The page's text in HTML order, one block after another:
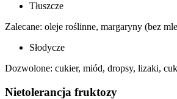
Tłuszcze
Zalecane: oleje roślinne, margaryny (bez
Słodycze
Dozwolone: cukier, miód, dropsy, lizaki,
Nietolerancja fruktozy